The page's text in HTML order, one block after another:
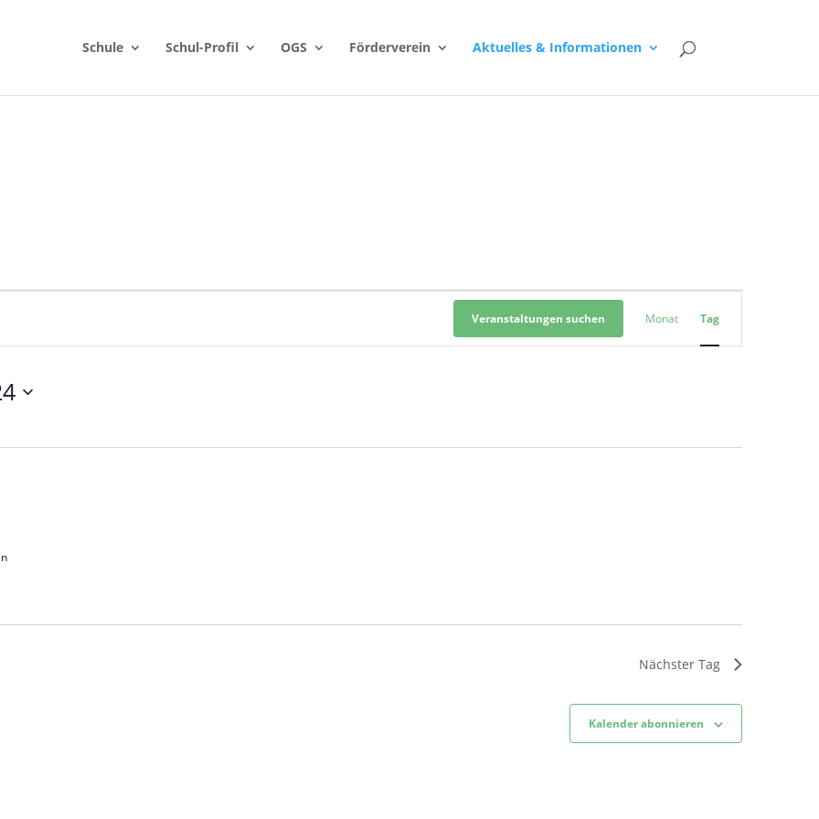
Schule Schul-Profil OGS Förderverein Aktuelles & Informationen
Veranstaltungen suchen
Ansichten-
Navigation
Monat Tag
Nächster Tag
Kalender abonnieren